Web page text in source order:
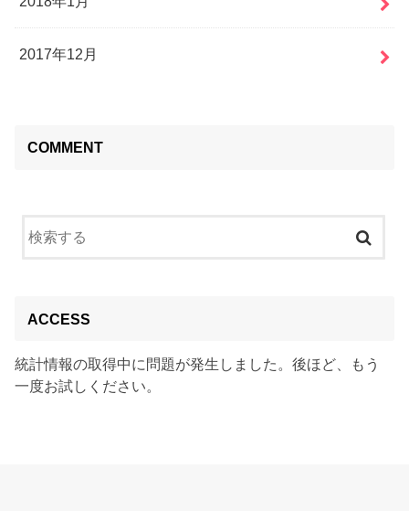
2017年12月
COMMENT
ACCESS
統計情報の取得中に問題が発生しました。後ほど、もう
一度お試しください。